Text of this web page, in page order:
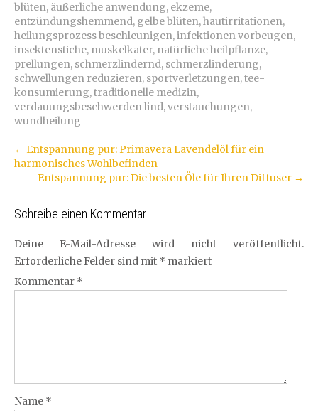
blüten, äußerliche anwendung, ekzeme,
entzündungshemmend, gelbe blüten,hautirritationen,
heilungsprozess beschleunigen,infektionen vorbeugen,
insektenstiche, muskelkater, natürliche heilpflanze,
prellungen, schmerzlindernd, schmerzlinderung,
schwellungen reduzieren, sportverletzungen,tee-
konsumierung,traditionelle medizin,
verdauungsbeschwerden lind,verstauchungen,
wundheilung
Artikel-
Navigation
← Entspannung pur: Primavera Lavendelöl für ein
harmonisches Wohlbefinden
Entspannung pur: Die besten Öle für Ihren Diffuser →
Schreibe einen Kommentar
Deine E-Mail-Adresse wird nicht veröffentlicht.
Erforderliche Felder sind mit * markiert
Kommentar *
Name *